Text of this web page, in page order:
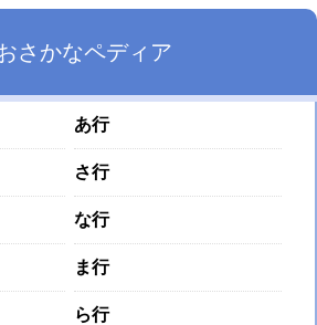
さかなペディア
あ行
さ行
な行
ま行
ら行